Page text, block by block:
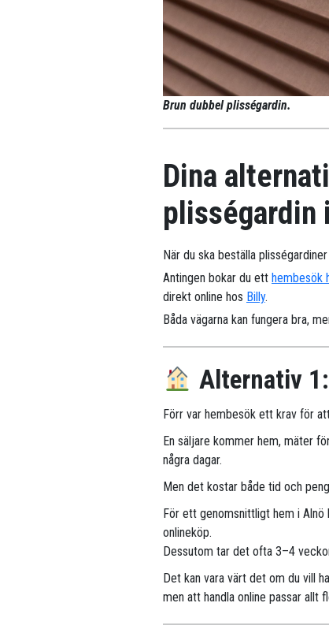
Brun dubbel plisségardin.
Dina
plisségardin
När du ska beställa
Antingen bokar du ett hembesök
direkt online hos Billy.
Båda vägarna kan fungera bra,
Alternativ
Förr var hembesök ett krav för
En säljare kommer hem, mäter
några dagar.
Men det kostar både tid och
För ett genomsnittligt hem i
onlineköp.
Dessutom tar det ofta 3–4
Det kan vara värt det om du vill
men att handla online passar